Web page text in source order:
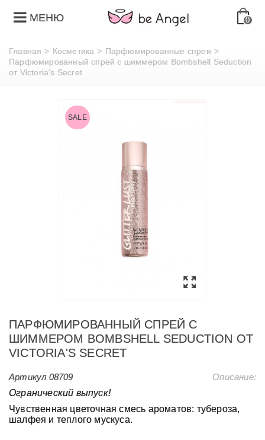
МЕНЮ 0
Главная > Косметика > Парфюмированные спреи >
Парфюмированный спрей с шиммером Bombshell Seduction
от Victoria's Secret
SALE
ПАРФЮМИРОВАННЫЙ СПРЕЙ С
ШИММЕРОМ BOMBSHELL SEDUCTION ОТ
VICTORIA'S SECRET
Артикул 08709
Описание:
Огранический выпуск!
Чувственная цветочная смесь ароматов: тубероза,
шалфея и теплого мускуса.